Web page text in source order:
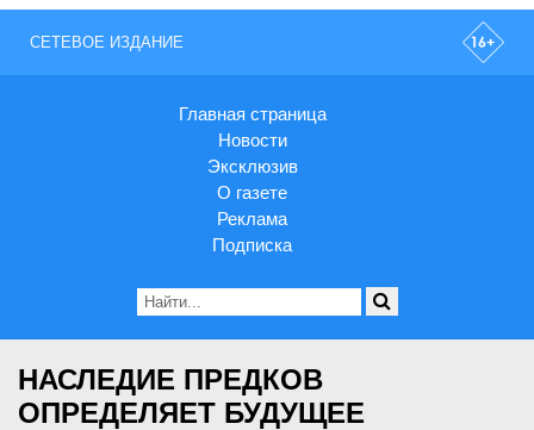
СЕТЕВОЕ ИЗДАНИЕ
Главная страница
Новости
Эксклюзив
О газете
Реклама
Подписка
НАСЛЕДИЕ ПРЕДКОВ
ОПРЕДЕЛЯЕТ БУДУЩЕЕ